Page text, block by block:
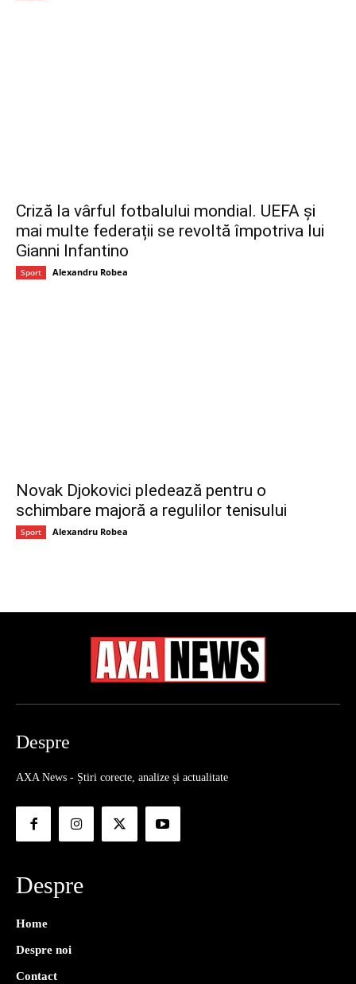
Criză la vârful fotbalului mondial. UEFA și
mai multe federații se revoltă împotriva lui
Gianni Infantino
Sport Alexandru Robea
Novak Djokovici pledează pentru o
schimbare majoră a regulilor tenisului
Sport Alexandru Robea
Despre
AXA News - Știri corecte, analize și actualitate
Despre
Home
Despre noi
Contact